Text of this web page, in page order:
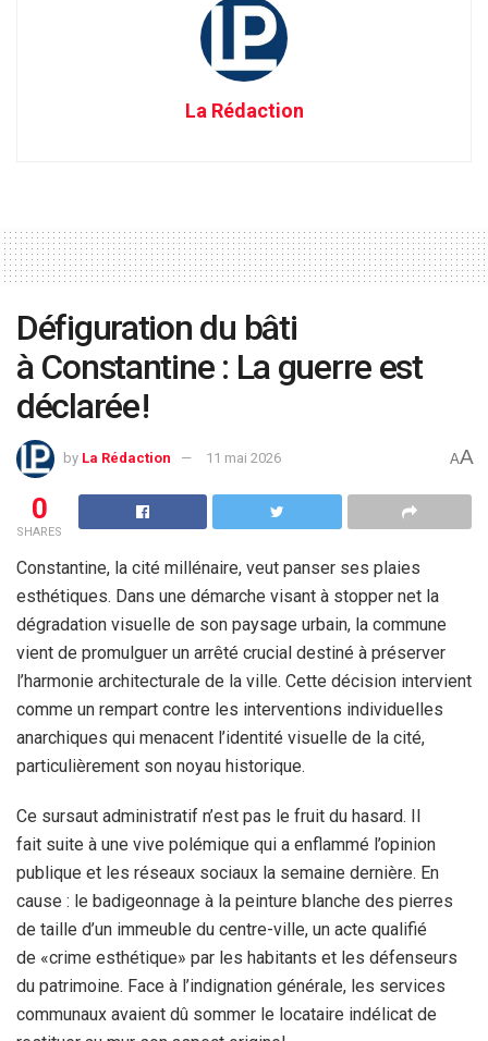
La Rédaction
Défiguration du bâti
à Constantine : La guerre est
déclarée !
by La Rédaction 11 mai 2026 AA
0
SHARES
Constantine, la cité millénaire, veut panser ses plaies
esthétiques. Dans une démarche visant à stopper net la
dégradation visuelle de son paysage urbain, la commune
vient de promulguer un arrêté crucial destiné à préserver
l’harmonie architecturale de la ville. Cette décision intervient
comme un rempart contre les interventions individuelles
anarchiques qui menacent l’identité visuelle de la cité,
particulièrement son noyau historique.
Ce sursaut administratif n’est pas le fruit du hasard. Il
fait suite à une vive polémique qui a enflammé l’opinion
publique et les réseaux sociaux la semaine dernière. En
cause : le badigeonnage à la peinture blanche des pierres
de taille d’un immeuble du centre-ville, un acte qualifié
de «crime esthétique» par les habitants et les défenseurs
du patrimoine. Face à l’indignation générale, les services
communaux avaient dû sommer le locataire indélicat de